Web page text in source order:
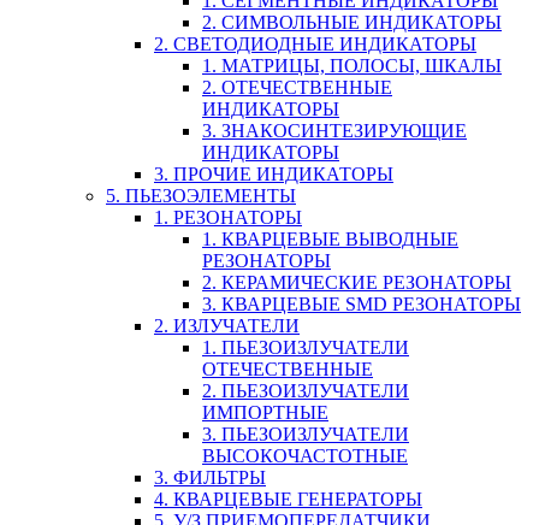
2. СИМВОЛЬНЫЕ ИНДИКАТОРЫ
2. СВЕТОДИОДНЫЕ ИНДИКАТОРЫ
1. МАТРИЦЫ, ПОЛОСЫ, ШКАЛЫ
2. ОТЕЧЕСТВЕННЫЕ
ИНДИКАТОРЫ
3. ЗНАКОСИНТЕЗИРУЮЩИЕ
ИНДИКАТОРЫ
3. ПРОЧИЕ ИНДИКАТОРЫ
5. ПЬЕЗОЭЛЕМЕНТЫ
1. РЕЗОНАТОРЫ
1. КВАРЦЕВЫЕ ВЫВОДНЫЕ
РЕЗОНАТОРЫ
2. КЕРАМИЧЕСКИЕ РЕЗОНАТОРЫ
3. КВАРЦЕВЫЕ SMD РЕЗОНАТОРЫ
2. ИЗЛУЧАТЕЛИ
1. ПЬЕЗОИЗЛУЧАТЕЛИ
ОТЕЧЕСТВЕННЫЕ
2. ПЬЕЗОИЗЛУЧАТЕЛИ
ИМПОРТНЫЕ
3. ПЬЕЗОИЗЛУЧАТЕЛИ
ВЫСОКОЧАСТОТНЫЕ
3. ФИЛЬТРЫ
4. КВАРЦЕВЫЕ ГЕНЕРАТОРЫ
5. У/З ПРИЕМОПЕРЕДАТЧИКИ